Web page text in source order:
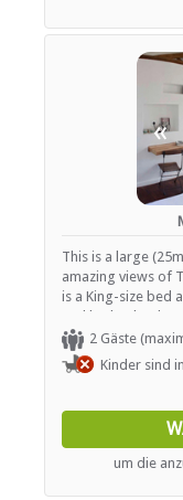
«
This is a large
amazing views of
is a King-size bed
and bath tub. The
2 Gäste
Kinder sind
um die